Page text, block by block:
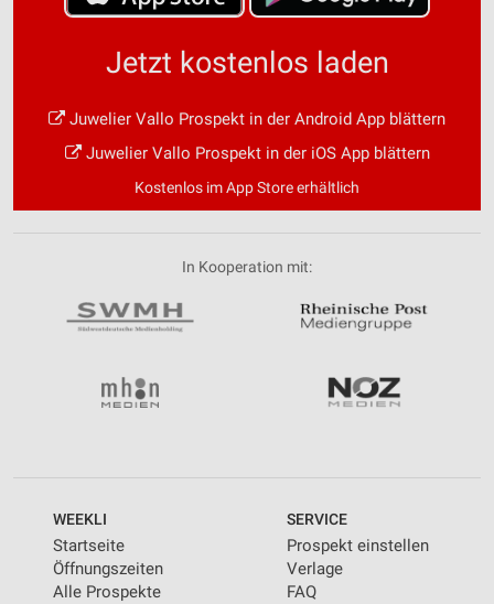
Jetzt kostenlos laden
Juwelier Vallo Prospekt in der Android App blättern
Juwelier Vallo Prospekt in der iOS App blättern
Kostenlos im App Store erhältlich
In Kooperation mit:
WEEKLI
Startseite
Öffnungszeiten
Alle Prospekte
SERVICE
Prospekt einstellen
Verlage
FAQ